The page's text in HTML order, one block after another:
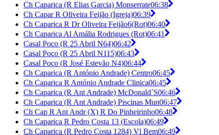
Ch Caparica (R Elias Garcia) Monserrate06:38
Ch Capar R Oliveira Feijão (Igreja)06:39
Ch Caparica R Dr Oliveira Feijão6(Rot)06:40
Ch Caparica Al Amália Rodrigues (Rot)06:41
Casal Poço (R 25 Abril N64)06:42
Casal Poço (R 25 Abril N115)06:43
Casal Poço (R José Estevão N4)06:44
Ch Caparica (R António Andrade) Centro06:45
Ch Caparica R António Andrade Clinica06:45
Ch Caparica (R Ant Andrade) McDonald´S06:46
Ch Caparica (R Ant Andrade) Piscinas Mun06:47
Ch Cap R Ant Andr (X) R Do Pinheirinho06:48
Ch Caparica R Pedro Costa 13 (Escola)06:49
Ch Caparica (R Pedro Costa 1284) Vl Bem06:49